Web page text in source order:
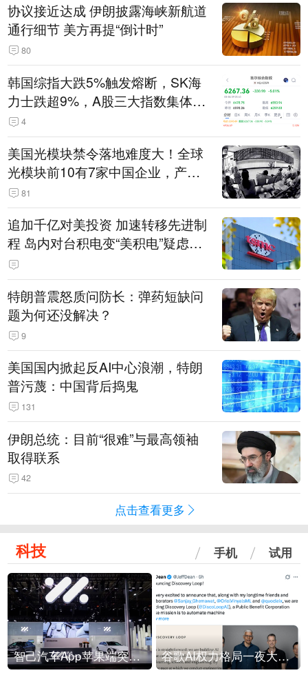
协议接近达成 伊朗披露海峡新航道
通行细节 美方再提“倒计时”
80
韩国综指大跌5%触发熔断，SK海
力士跌超9%，A股三大指数集体低
开 4
美国光模块禁令落地难度大！全球
光模块前10有7家中国企业，产业
界人士：想“脱钩”并不容易
81
追加千亿对美投资 加速转移先进制
程 岛内对台积电变“美积电”疑虑担
忧加剧
特朗普震怒质问防长：弹药短缺问
题为何还没解决？
9
美国国内掀起反AI中心浪潮，特朗
普污蔑：中国背后捣鬼
131
伊朗总统：目前“很难”与最高领袖
取得联系
42
点击查看更多
科技 手机 试用
智己汽车App苹果端突然“下架” 谷歌AI权力格局一夜大洗牌